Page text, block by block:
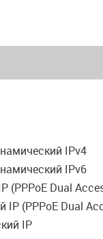
IPv4
IPv6
(PPPoE Dual
IP (PPPoE Dual
IP